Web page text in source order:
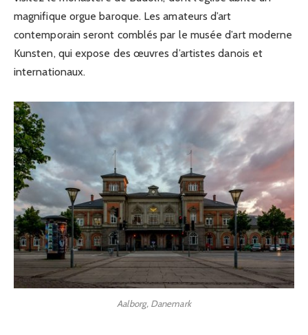
magnifique orgue baroque. Les amateurs d’art
contemporain seront comblés par le musée d’art moderne
Kunsten, qui expose des œuvres d’artistes danois et
internationaux.
Aalborg, Danemark